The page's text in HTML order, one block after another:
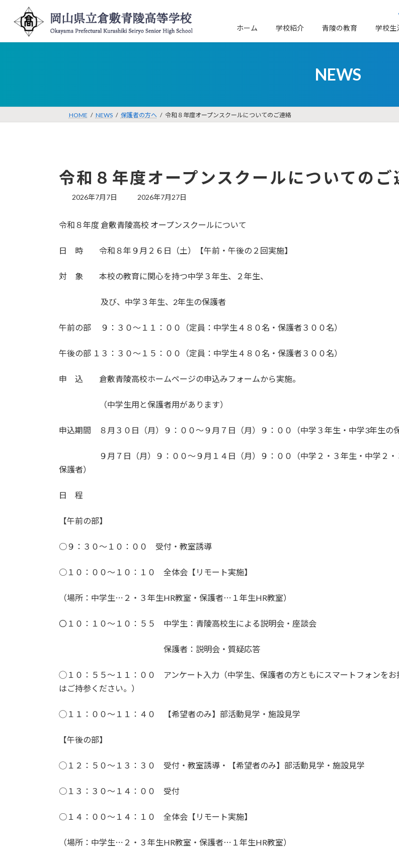
ン
ー
ホーム
学校紹介 ⻘陵の教育 学校生
NEWS
HOME NEWS 保護者の方へ 令和８年度オープンスクールについてのご連絡
令和８年度オープンスクールについてのご
2026年7月7日
最
新
時
2026年7月27日
令和８年度 倉敷青陵高校 オープンスクールについて
日 時 令和８年９月２６日（土）【午前・午後の２回実施】
対 象 本校の教育に関心を持つ中学３年生、２年生、
及び、中学３年生、2年生の保護者
午前の部 ９：３０～１１：００（定員：中学生４８０名・保護者３００名）
午後の部 １３：３０〜１５：００（定員：中学生４８０名・保護者３００名）
申 込 倉敷青陵高校ホームページの申込みフォームから実施。
（中学生用と保護者用があります）
申込期間 ８月３０日（月）９：００〜９月７日（月）９：００（中学３年生・中学3年生の保
９月７日（月）９：００〜９月１４日（月）９：００（中学２・３年生・中学２・
保護者）
日 程
【午前の部】
○９：３０～１０：００ 受付・教室誘導
○１０：００～１０：１０ 全体会【リモート実施】
（場所：中学生⋯２・３年生HR教室・保護者⋯１年生HR教室）
〇１０：１０～１０：５５ 中学生：青陵高校生による説明会・座談会
保護者：説明会・質疑応答
◯１０：５５〜１１：００ アンケート入力（中学生、保護者の方ともにスマートフォンをお
はご持参ください。）
◯１１：００〜１１：４０ 【希望者のみ】部活動見学・施設見学
【午後の部】
◯１２：５０〜１３：３０ 受付・教室誘導・【希望者のみ】部活動見学・施設見学
○１３：３０～１４：００ 受付
○１４：００～１４：１０ 全体会【リモート実施】
（場所：中学生⋯２・３年生HR教室・保護者⋯１年生HR教室）